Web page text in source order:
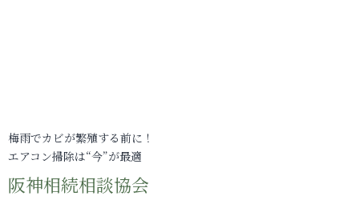
梅雨でカビが繁殖する前に！
エアコン掃除は“今”が最適
阪神相続相談協会